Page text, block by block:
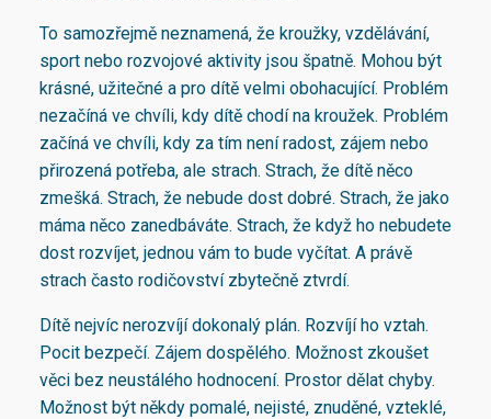
To samozřejmě neznamená, že kroužky, vzdělávání,
sport nebo rozvojové aktivity jsou špatně. Mohou být
krásné, užitečné a pro dítě velmi obohacující. Problém
nezačíná ve chvíli, kdy dítě chodí na kroužek. Problém
začíná ve chvíli, kdy za tím není radost, zájem nebo
přirozená potřeba, ale strach. Strach, že dítě něco
zmešká. Strach, že nebude dost dobré. Strach, že jako
máma něco zanedbáváte. Strach, že když ho nebudete
dost rozvíjet, jednou vám to bude vyčítat. A právě
strach často rodičovství zbytečně ztvrdí.
Dítě nejvíc nerozvíjí dokonalý plán. Rozvíjí ho vztah.
Pocit bezpečí. Zájem dospělého. Možnost zkoušet
věci bez neustálého hodnocení. Prostor dělat chyby.
Možnost být někdy pomalé, nejisté, znuděné, vzteklé,